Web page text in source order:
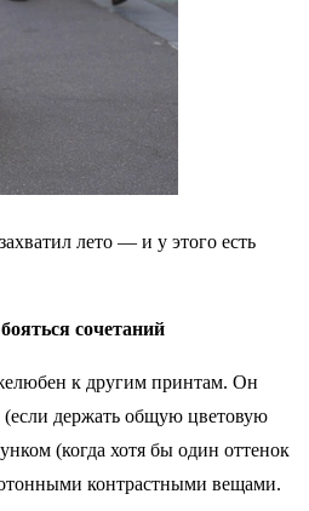
сочетаний
к другим принтам. Он
(если держать общую цветовую
(когда хотя бы один оттенок
контрастными вещами.